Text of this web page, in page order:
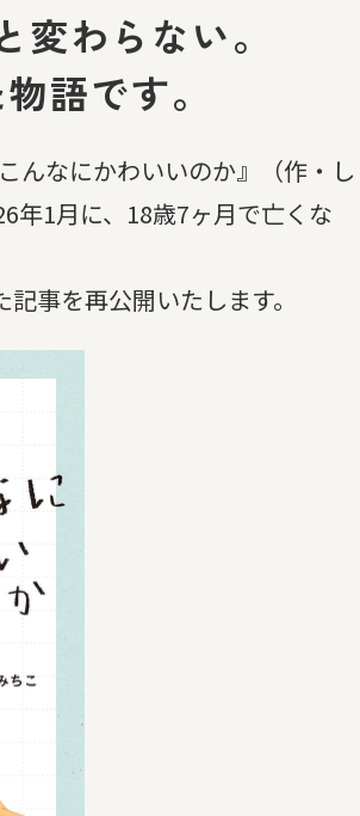
わらない。
語です。
んなにかわいいのか』（作・し
年1月に、18歳7ヶ月で亡くな
事を再公開いたします。